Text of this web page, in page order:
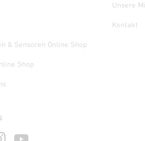
& Sensoren Online Shop
Shop
Unsere
Kontakt